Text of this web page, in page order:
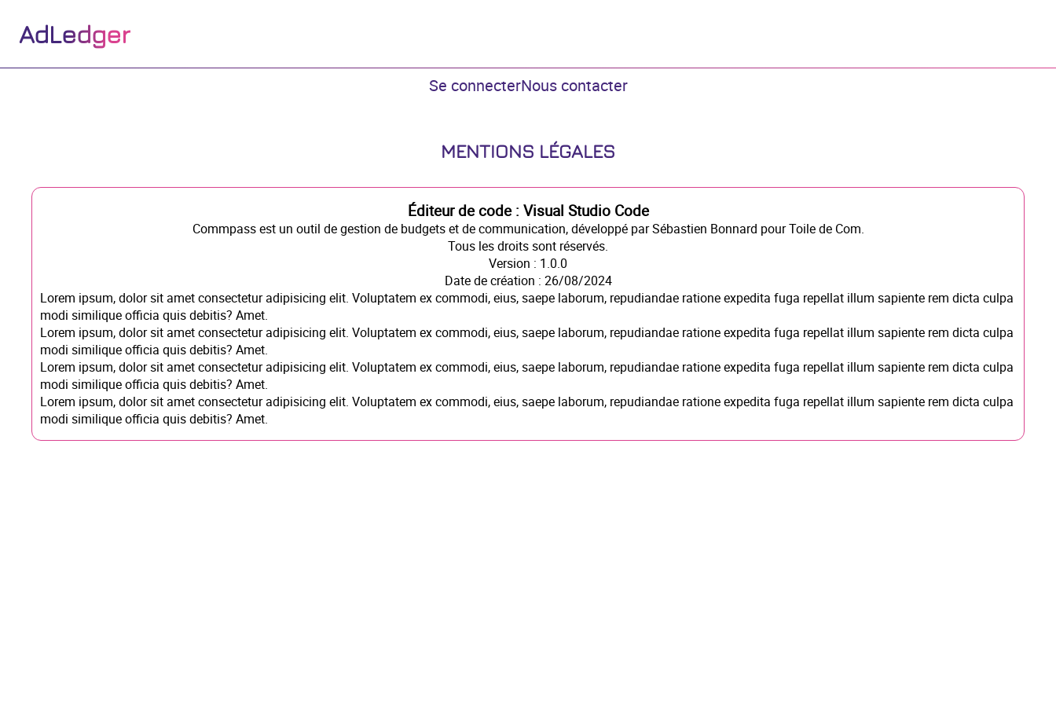
AdLedger
Se connecterNous contacter
MENTIONS LÉGALES
Éditeur de code : Visual Studio Code
Commpass est un outil de gestion de budgets et de communication, développé parSébastien Bonnard pourToile de Com.
Tous les droits sont réservés.
Version : 1.0.0
Date de création : 26/08/2024
Lorem ipsum, dolor sit amet consectetur adipisicing elit. Voluptatem ex commodi, eius, saepe laborum, repudiandae ratione expedita fuga repellat illum sapiente rem dicta culpa
modi similique officia quis debitis? Amet.
Lorem ipsum, dolor sit amet consectetur adipisicing elit. Voluptatem ex commodi, eius, saepe laborum, repudiandae ratione expedita fuga repellat illum sapiente rem dicta culpa
modi similique officia quis debitis? Amet.
Lorem ipsum, dolor sit amet consectetur adipisicing elit. Voluptatem ex commodi, eius, saepe laborum, repudiandae ratione expedita fuga repellat illum sapiente rem dicta culpa
modi similique officia quis debitis? Amet.
Lorem ipsum, dolor sit amet consectetur adipisicing elit. Voluptatem ex commodi, eius, saepe laborum, repudiandae ratione expedita fuga repellat illum sapiente rem dicta culpa
modi similique officia quis debitis? Amet.